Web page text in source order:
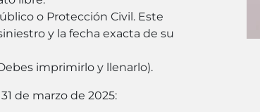
o Protección Civil. Este
y la fecha exacta de su
imprimirlo y llenarlo).
de marzo de 2025: